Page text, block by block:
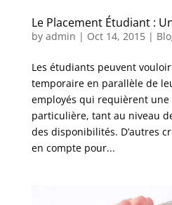
Le Placement Étudiant :
by admin | Oct 14, 2015|
Les étudiants peuvent
temporaire en parallèle de
employés qui requièrent
particulière, tant au niveau
des disponibilités. D’autres
en compte pour...